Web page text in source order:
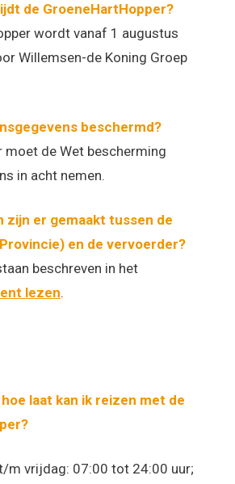
de GroeneHartHopper?
wordt vanaf 1 augustus
Willemsen-de Koning Groep
beschermd?
moet de Wet bescherming
in acht nemen.
zijn er gemaakt tussen de
en de vervoerder?
beschreven in het
lezen.
laat kan ik reizen met de
m vrijdag: 07:00 tot 24:00 uur;